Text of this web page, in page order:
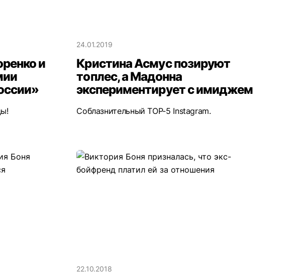
и
24.01.2019
Кристина Асмус позируют
топлес, а Мадонна
экспериментирует с имиджем
Соблазнительный TOP-5 Instagram.
22.10.2018